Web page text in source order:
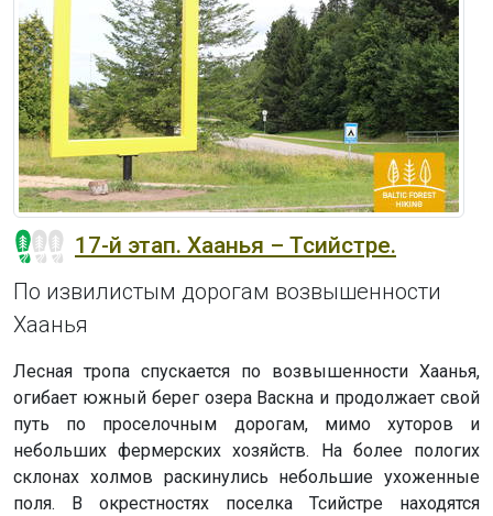
17-й этап. Хаанья – Тсийстре.
По извилистым дорогам возвышенности
Хаанья
Лесная тропа спускается по возвышенности Хаанья,
огибает южный берег озера Васкна и продолжает свой
путь по проселочным дорогам, мимо хуторов и
небольших фермерских хозяйств. На более пологих
склонах холмов раскинулись небольшие ухоженные
поля. В окрестностях поселка Тсийстре находятся